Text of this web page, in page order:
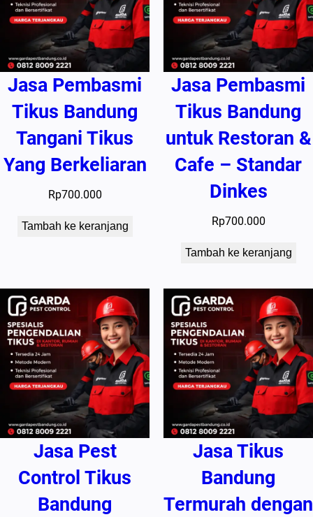
Jasa Pembasmi
Tikus Bandung
Tangani Tikus
Yang Berkeliaran
Rp700.000
Tambah ke keranjang
Jasa Pembasmi
Tikus Bandung
untuk Restoran &
Cafe – Standar
Dinkes
Rp700.000
Tambah ke keranjang
Jasa Pest
Control Tikus
Bandung
Jasa Tikus
Bandung
Termurah dengan